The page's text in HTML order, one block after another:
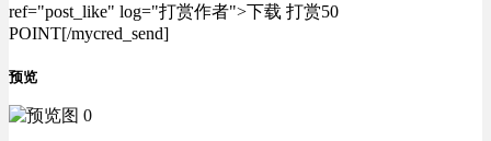
ref="post_like" log="打赏作者">下载 打赏50
POINT[/mycred_send]
预览